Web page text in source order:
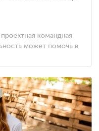
командная
может помочь в